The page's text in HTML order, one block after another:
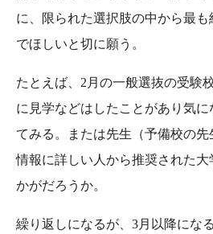
に、限られた選択肢の中から最
でほしいと切に願う。
たとえば、2月の一般選抜の受験
に見学などはしたことがあり気
てみる。または先生（予備校の
情報に詳しい人から推奨された
かがだろうか。
繰り返しになるが、3月以降にな